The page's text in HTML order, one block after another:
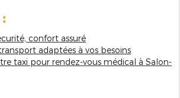
confort assuré
adaptées à vos besoins
taxi pour rendez-vous médical à Salon-